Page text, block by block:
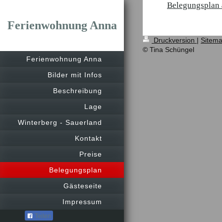
Ferienwohnung Anna
Ferienwohnung Anna
Bilder mit Infos
Beschreibung
Lage
Winterberg - Sauerland
Kontakt
Preise
Belegungsplan
Gästeseite
Impressum
Teilen
Belegungsplan
Druckversion |
© Tina Schüngel